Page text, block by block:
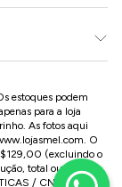
estoques podem
para a loja
As fotos aqui
. O
(excluindo o
total ou parcial,
/ CNPJ: